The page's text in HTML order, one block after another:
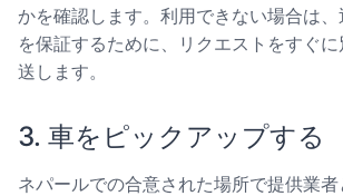
かを確認します。利用できない場合は
を保証するために、リクエストをすぐ
送します。
3. 車をピックアップする
ネパールでの合意された場所で提供業